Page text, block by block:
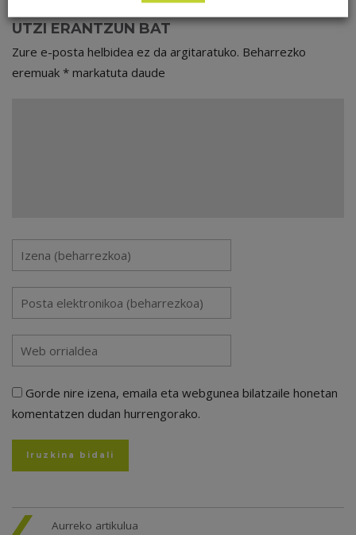
UTZI ERANTZUN BAT
Zure e-posta helbidea ez da argitaratuko. Beharrezko
eremuak * markatuta daude
Gorde nire izena, emaila eta webgunea bilatzaile honetan
komentatzen dudan hurrengorako.
Aurreko artikulua